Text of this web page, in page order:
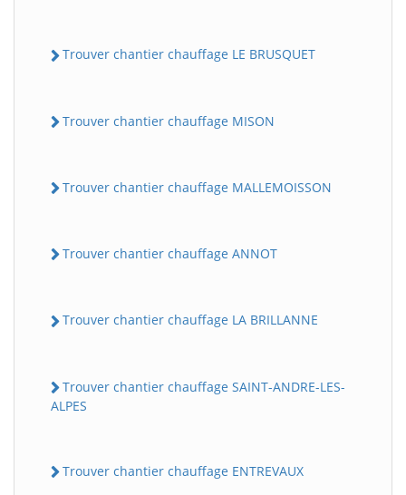
Trouver chantier chauffage LE BRUSQUET
Trouver chantier chauffage MISON
Trouver chantier chauffage MALLEMOISSON
Trouver chantier chauffage ANNOT
Trouver chantier chauffage LA BRILLANNE
Trouver chantier chauffage SAINT-ANDRE-LES-
ALPES
Trouver chantier chauffage ENTREVAUX